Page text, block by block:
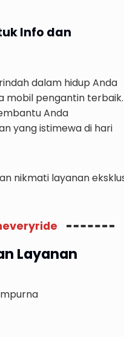
Info dan
dalam hidup Anda
mobil pengantin terbaik.
Anda
yang istimewa di hari
nikmati layanan
Layanan